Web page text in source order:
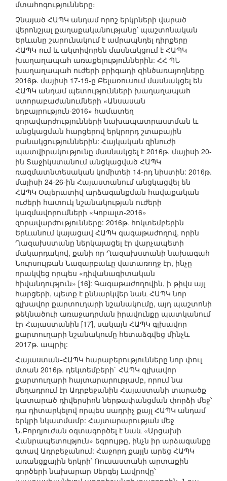
մտահոգությունները։
Չնայած ՀԱՊԿ անդամ որոշ երկրների վարած
վերոնշյալ քաղաքականությանը՝ պաշտոնական
Երևանը շարունակում է ամրապնդել դիրքերը
ՀԱՊԿ-ում և ակտիվորեն մասնակցում է ՀԱՊԿ
խաղաղապահ առաքելություններին: ՀՀ ՊՆ
խաղաղապահ ուժերի բրիգադի զինծառայողները
2016թ. մայիսի 17-19-ը Բելառուսում մասնակցել են
ՀԱՊԿ անդամ պետությունների խաղաղապահ
ստորաբաժանումների «Անսասան
եղբայրություն-2016» համատեղ
զորավարժությունների նախապատրաստման և
անցկացման հարցերով երկրորդ շտաբային
բանակցություններին: Հայկական զինուժի
պատվիրակությունը մասնակցել է 2016թ. մայիսի 20-
ին Տաջիկստանում անցկացված ՀԱՊԿ
ռազմատնտեսական կոմիտեի 14-րդ նիստին: 2016թ.
մայիսի 24-26-ին Հայաստանում անցկացվել են
ՀԱՊԿ Օպերատիվ արձագանքման հավաքական
ուժերի հատուկ նշանակության ուժերի
կազմավորումների «Կոբալտ-2016»
զորավարժությունները: 2016թ. հոկտեմբերին
Երևանում կայացավ ՀԱՊԿ գագաթաժողով, որին
Ղազախստանը ներկայացել էր վարչապետի
մակարդակով, քանի որ Ղազախստանի նախագահ
Նուրսուլթան Նազարբաևը վատառողջ էր, ինչը
որակվեց որպես «դիվանագիտական
հիվանդություն» [16]: Գագաթաժողովին, ի թիվս այլ
հարցերի, պետք է քննարկվեր նաև ՀԱՊԿ նոր
գլխավոր քարտուղարի նշանակումը, այդ պաշտոնի
թեկնածուի առաջադրման իրավունքը պատկանում
էր Հայաստանին [17], սակայն ՀԱՊԿ գլխավոր
քարտուղարի նշանակումը հետաձգվեց մինչև
2017թ. ապրիլ:
Հայաստան-ՀԱՊԿ հարաբերությունները նոր փուլ
մտան 2016թ. դեկտեմբերի` ՀԱՊԿ գլխավոր
քարտուղարի հայտարարությամբ, որում նա
մեղադրում էր Ադրբեջանին Հայաստանի տարածք
կատարած դիվերսիոն ներթափանցման փորձի մեջ՝
դա դիտարկելով որպես սադրիչ քայլ ՀԱՊԿ անդամ
երկրի նկատմամբ: Հայտարարության մեջ
Ն.Բորդյուժան օգտագործել է նաև «Արցախի
Հանրապետություն» եզրույթը, ինչն իր արձագանքը
գտավ Ադրբեջանում: Հաջորդ քայլն արեց ՀԱՊԿ
առանցքային երկրի՝ Ռուսաստանի արտաքին
գործերի նախարար Սերգեյ Լավրովը՝